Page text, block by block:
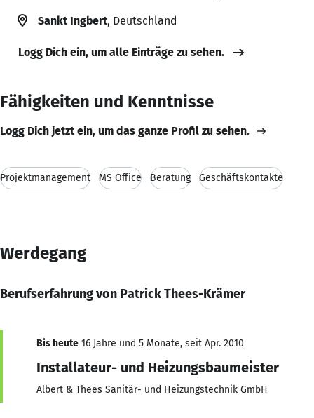
Sankt Ingbert, Deutschland
Logg Dich ein, um alle Einträge zu sehen.
Fähigkeiten und Kenntnisse
Logg Dich jetzt ein, um das ganze Profil zu sehen.
Projektmanagement MS Office Beratung Geschäftskontakte
Werdegang
Berufserfahrung von Patrick Thees-Krämer
Bis heute 16 Jahre und 5 Monate, seit Apr. 2010
Installateur- und Heizungsbaumeister
Albert & Thees Sanitär- und Heizungstechnik GmbH